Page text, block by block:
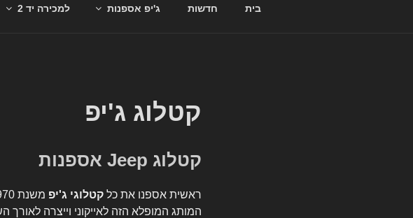
בית חדשות ג'יפ אספנות למכירה יד 2
קטלוג ג'יפ
קטלוג Jeep אספנות
ראשית אספנו את כל קטלוגי ג'יפ
המותג המופלא הזה לאייקוני וייצרה